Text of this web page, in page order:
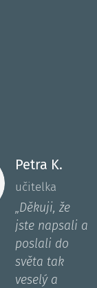
Petra K.
učitelka
„Děkuji, že
jste napsali a
poslali do
světa tak
veselý a